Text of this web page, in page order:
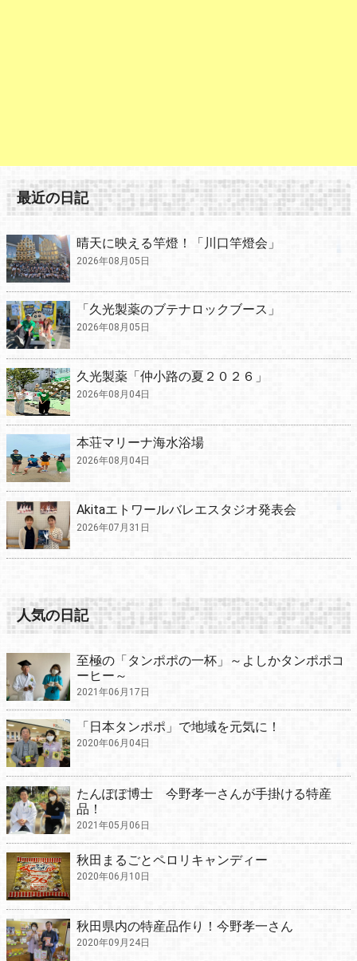
最近の日記
晴天に映える竿燈！「川口竿燈会」
2026年08月05日
「久光製薬のブテナロックブース」
2026年08月05日
久光製薬「仲小路の夏２０２６」
2026年08月04日
本荘マリーナ海水浴場
2026年08月04日
Akitaエトワールバレエスタジオ発表会
2026年07月31日
人気の日記
至極の「タンポポの一杯」～よしかタンポポコ
ーヒー～
2021年06月17日
「日本タンポポ」で地域を元気に！
2020年06月04日
たんぽぽ博士 今野孝一さんが手掛ける特産
品！
2021年05月06日
秋田まるごとペロリキャンディー
2020年06月10日
秋田県内の特産品作り！今野孝一さん
2020年09月24日